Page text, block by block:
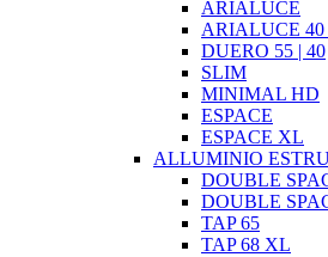
ARIALUCE
ARIALUCE 40
DUERO 55 | 40
SLIM
MINIMAL HD
ESPACE
ESPACE XL
ALLUMINIO
DOUBLE
DOUBLE
TAP 65
TAP 68 XL